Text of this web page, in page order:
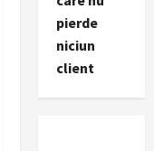
pierde
niciun
client